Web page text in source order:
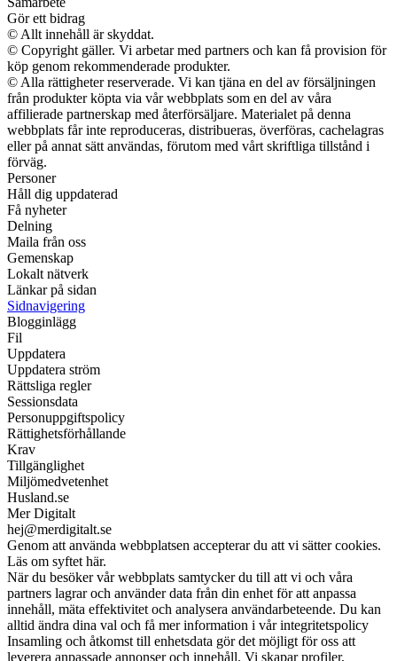
Gör ett bidrag
© Allt innehåll är skyddat.
© Copyright gäller. Vi arbetar med partners och kan få provision för
köp genom rekommenderade produkter.
© Alla rättigheter reserverade. Vi kan tjäna en del av försäljningen
från produkter köpta via vår webbplats som en del av våra
affilierade partnerskap med återförsäljare. Materialet på denna
webbplats får inte reproduceras, distribueras, överföras, cachelagras
eller på annat sätt användas, förutom med vårt skriftliga tillstånd i
förväg.
Personer
Håll dig uppdaterad
Få nyheter
Delning
Maila från oss
Gemenskap
Lokalt nätverk
Länkar på sidan
Sidnavigering
Blogginlägg
Fil
Uppdatera
Uppdatera ström
Rättsliga regler
Sessionsdata
Personuppgiftspolicy
Rättighetsförhållande
Krav
Tillgänglighet
Miljömedvetenhet
Husland.se
Mer Digitalt
hej@merdigitalt.se
Genom att använda webbplatsen accepterar du att vi sätter cookies.
Läs om syftet här.
När du besöker vår webbplats samtycker du till att vi och våra
partners lagrar och använder data från din enhet för att anpassa
innehåll, mäta effektivitet och analysera användarbeteende. Du kan
alltid ändra dina val och få mer information i vår integritetspolicy
Insamling och åtkomst till enhetsdata gör det möjligt för oss att
leverera anpassade annonser och innehåll. Vi skapar profiler,